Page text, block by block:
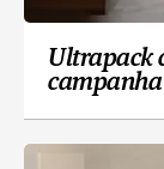
Ultrapack